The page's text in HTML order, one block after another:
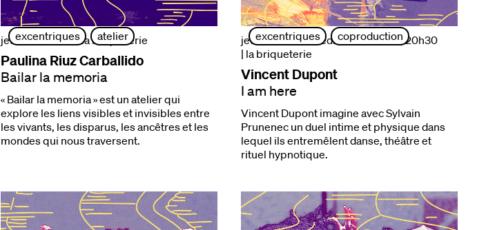
excentriques atelier
jeudi 1 oct. | 19h | la briqueterie
Paulina Riuz Carballido
Bailar la memoria
« Bailar la memoria » est un atelier qui
explore les liens visibles et invisibles entre
les vivants, les disparus, les ancêtres et les
mondes qui nous traversent.
excentriques coproduction
jeudi 01 et vendredi 02 oct. 2026 | 20h30
| la briqueterie
Vincent Dupont
I am here
Vincent Dupont imagine avec Sylvain
Prunenec un duel intime et physique dans
lequel ils entremêlent danse, théâtre et
rituel hypnotique.